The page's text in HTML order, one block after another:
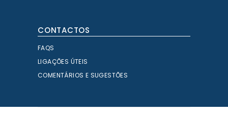
CONTACTOS
FAQS
LIGAÇÕES ÚTEIS
COMENTÁRIOS E SUGESTÕES